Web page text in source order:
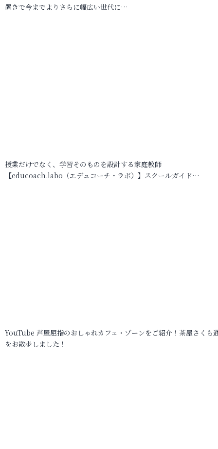
置きで今までよりさらに幅広い世代に…
授業だけでなく、学習そのものを設計する家庭教師
【educoach.labo（エデュコーチ・ラボ）】スクールガイド…
YouTube 芦屋屈指のおしゃれカフェ・ゾーンをご紹介！茶屋さくら
をお散歩しました！